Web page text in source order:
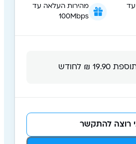
עד
מהירות העלאה עד
100Mbps
₪ לחודש
רוצה להתקשר